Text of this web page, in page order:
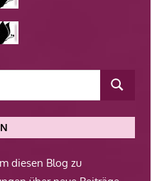
diesen Blog zu